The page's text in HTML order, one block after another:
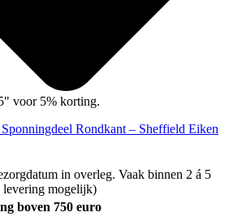
voor 5% korting.
in overleg. Vaak binnen 2 á 5
levering mogelijk)
boven 750 euro